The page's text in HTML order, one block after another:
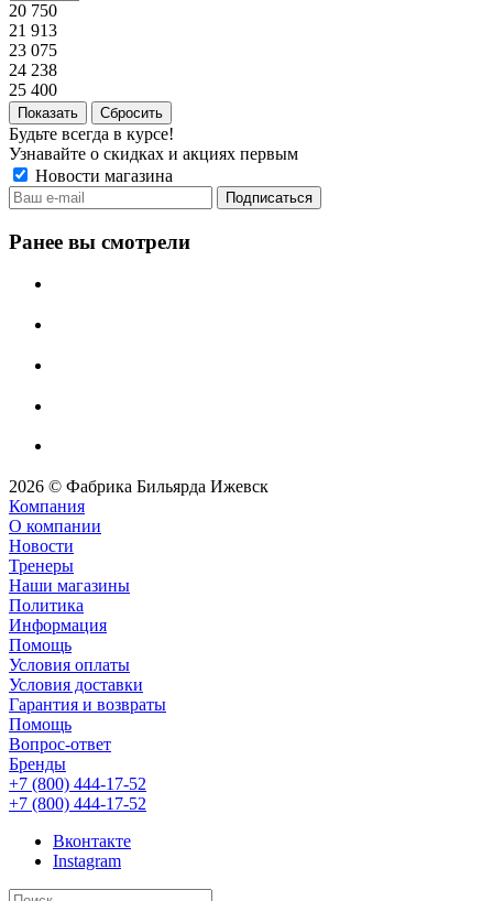
20 750
21 913
23 075
24 238
25 400
Сбросить
Будьте всегда в курсе!
Узнавайте о скидках и акциях первым
Новости магазина
Ранее вы смотрели
2026 © Фабрика Бильярда Ижевск
Компания
О компании
Новости
Тренеры
Наши магазины
Политика
Информация
Помощь
Условия оплаты
Условия доставки
Гарантия и возвраты
Помощь
Вопрос-ответ
Бренды
+7 (800) 444-17-52
+7 (800) 444-17-52
Вконтакте
Instagram